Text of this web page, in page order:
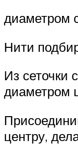
диаметром
Нити
Из сеточки
диаметром
центру,